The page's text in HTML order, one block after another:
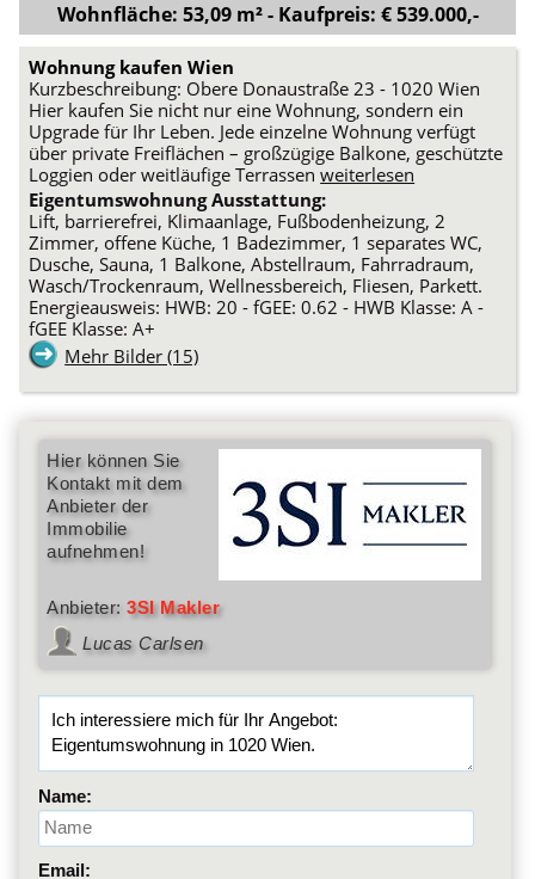
Wohnfläche: 53,09 m² - Kaufpreis: € 539.000,-
Wohnung kaufen Wien
Kurzbeschreibung: Obere Donaustraße 23 - 1020 Wien
Hier kaufen Sie nicht nur eine Wohnung, sondern ein
Upgrade für Ihr Leben. Jede einzelne Wohnung verfügt
über private Freiflächen – großzügige Balkone, geschützte
Loggien oder weitläufige Terrassenweiterlesen
Eigentumswohnung Ausstattung:
Lift, barrierefrei, Klimaanlage, Fußbodenheizung, 2
Zimmer, offene Küche, 1 Badezimmer, 1 separates WC,
Dusche, Sauna, 1 Balkone, Abstellraum, Fahrradraum,
Wasch/Trockenraum, Wellnessbereich, Fliesen, Parkett.
Energieausweis: HWB: 20 - fGEE: 0.62 - HWB Klasse: A -
fGEE Klasse: A+
Mehr Bilder (15)
Hier können Sie
Kontakt mit dem
Anbieter der
Immobilie
aufnehmen!
Anbieter:3SI Makler
Lucas Carlsen
Name:
Email: